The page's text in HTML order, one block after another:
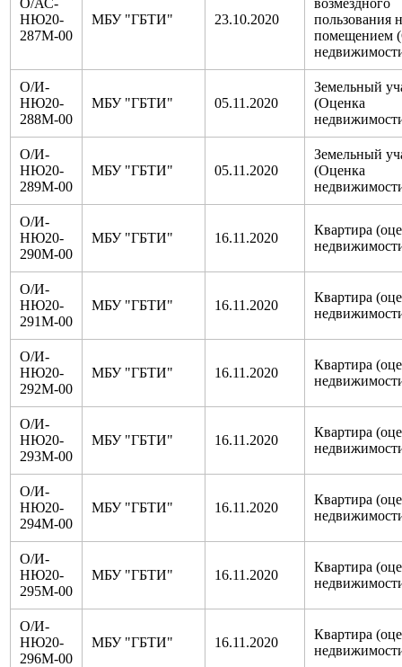
НЮ20-
287М-00
МБУ "ГБТИ" 23.10.2020
пользования
помещением
О/И-
НЮ20-
288М-00
МБУ "ГБТИ" 05.11.2020
Земельный
(Оценка
О/И-
НЮ20-
289М-00
МБУ "ГБТИ" 05.11.2020
Земельный
(Оценка
О/И-
НЮ20-
290М-00
МБУ "ГБТИ" 16.11.2020
Квартира
О/И-
НЮ20-
291М-00
МБУ "ГБТИ" 16.11.2020
Квартира
О/И-
НЮ20-
292М-00
МБУ "ГБТИ" 16.11.2020
Квартира
О/И-
НЮ20-
293М-00
МБУ "ГБТИ" 16.11.2020
Квартира
О/И-
НЮ20-
294М-00
МБУ "ГБТИ" 16.11.2020
Квартира
О/И-
НЮ20-
295М-00
МБУ "ГБТИ" 16.11.2020
Квартира
О/И-
НЮ20-
296М-00
МБУ "ГБТИ" 16.11.2020
Квартира